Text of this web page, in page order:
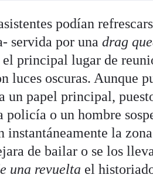
podían
servida por unadrag
principal lugar de
luces oscuras. Aunque
papel principal,
o un hombre
instantáneamente la
de bailar o se los
una revuelta el